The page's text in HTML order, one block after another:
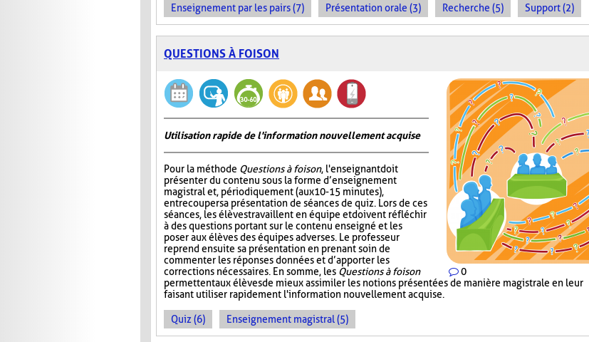
Enseignement par les pairs (7) Présentation orale (3) Recherche (5) Support (2)
QUESTIONS À FOISON
0
Utilisation rapide de l'information nouvellement acquise
Pour la méthode Questions à foison, l'enseignant doit
présenter du contenu sous la forme d’enseignement
magistral et, périodiquement (aux 10-15 minutes),
entrecouper sa présentation de séances de quiz. Lors de ces
séances, les élèves travaillent en équipe et doivent réfléchir
à des questions portant sur le contenu enseigné et les
poser aux élèves des équipes adverses. Le professeur
reprend ensuite sa présentation en prenant soin de
commenter les réponses données et d’apporter les
corrections nécessaires. En somme, les Questions à foison
permettent aux élèves de mieux assimiler les notions présentées de manière magistrale en leur
faisant utiliser rapidement l'information nouvellement acquise.
Quiz (6) Enseignement magistral (5)